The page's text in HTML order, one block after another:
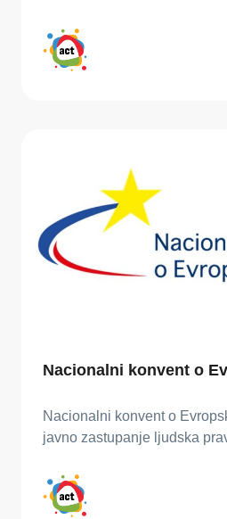
Nacionalni konvent o
Nacionalni konvent o
javno zastupanje ljudska